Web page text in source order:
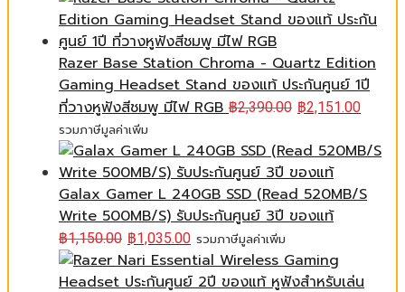
Razer Base Station Chroma - Quartz Edition
Gaming Headset Stand ของแท้ ประกันศูนย์ 1ปี
ที่วางหูฟังสีชมพู มีไฟ RGB ฿2,390.00 ฿2,151.00
รวมภาษีมูลค่าเพิ่ม
Galax Gamer L 240GB SSD (Read 520MB/S
Write 500MB/S) รับประกันศูนย์ 3ปี ของแท้
฿1,150.00 ฿1,035.00 รวมภาษีมูลค่าเพิ่ม